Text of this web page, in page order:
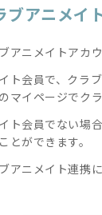
ブアニメイ
アニメイトアカ
ト会員で、クラ
マイページでク
ト会員でない場
とができます。
アニメイト連携